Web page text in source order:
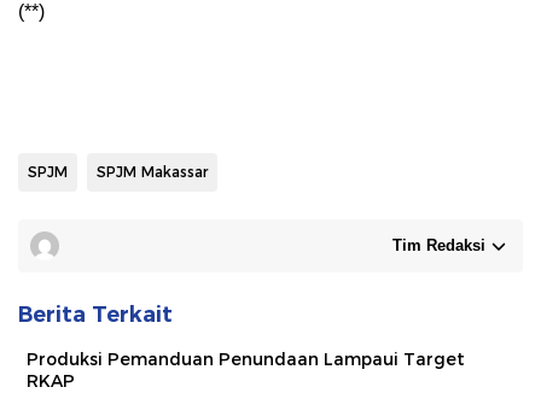
(**)
SPJM SPJM Makassar
Tim Redaksi
Berita Terkait
Produksi Pemanduan Penundaan Lampaui Target
RKAP